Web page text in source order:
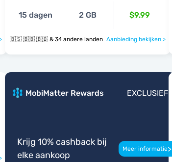
15 dagen 2 GB $9.99
🇧🇸 🇧🇧 🇧🇶 & 34 andere landen Aanbieding bekijken >
MobiMatter Rewards EXCLUSIEF
Krijg 10% cashback bij
elke aankoop
Meer informatie>